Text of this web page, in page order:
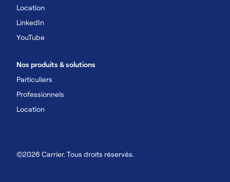
Location
LinkedIn
YouTube
Nos produits & solutions
Particuliers
Professionnels
Location
©2026 Carrier. Tous droits réservés.